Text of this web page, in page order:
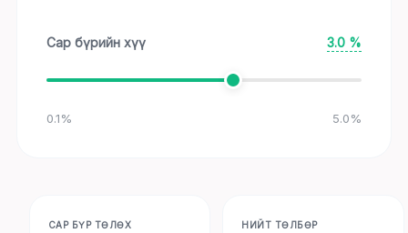
Сар бүрийн хүү 3.0 %
0.1% 5.0%
САР БҮР ТӨЛӨХ НИЙТ ТӨЛБӨР